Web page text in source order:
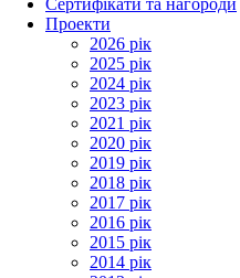
Сертифікати та нагороди
Проекти
2026 рік
2025 рік
2024 рік
2023 рік
2021 рік
2020 рік
2019 рік
2018 рік
2017 рік
2016 рік
2015 рік
2014 рік